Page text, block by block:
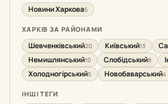
Новини Харкова5
ХАРКІВ ЗА РАЙОНАМИ
Шевченківський20 Київський13
Немишлянський10 Слобідський8
Холодногірський5 Новобаварський4
ІНШІ ТЕГИ